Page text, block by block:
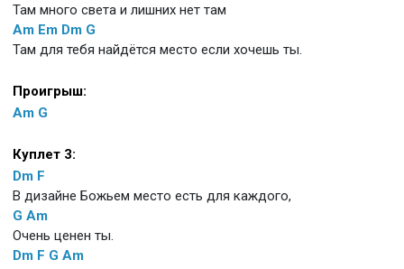
Там много света и лишних нет там
Am Em Dm G
Там для тебя найдётся место если хочешь ты.
Проигрыш:
Am G
Куплет 3:
Dm F
В дизайне Божьем место есть для каждого,
G Am
Очень ценен ты.
Dm F G Am